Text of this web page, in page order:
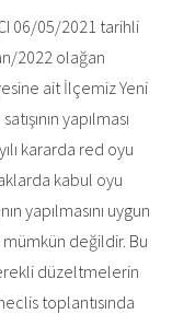
06/05/2021 tarihli
2022 olağan
ait İlçemiz Yeni
yapılması
kararda red oyu
kabul oyu
yapılmasını uygun
değildir. Bu
düzeltmelerin
toplantısında